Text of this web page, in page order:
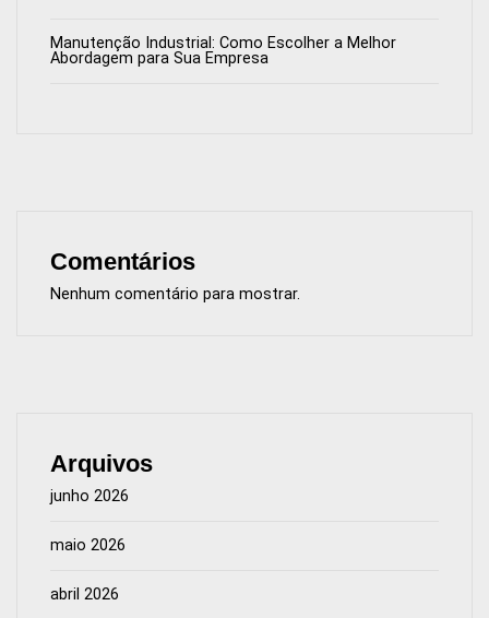
Manutenção Industrial: Como Escolher a Melhor
Abordagem para Sua Empresa
Comentários
Nenhum comentário para mostrar.
Arquivos
junho 2026
maio 2026
abril 2026